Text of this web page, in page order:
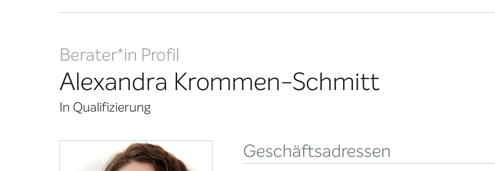
Berater*in Profil
Alexandra Krommen-Schmitt
In Qualifizierung
Geschäftsadressen